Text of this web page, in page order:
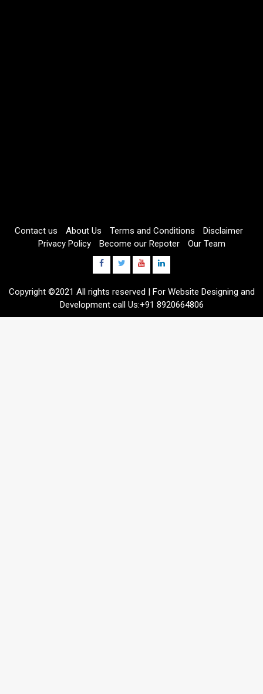
Contact us About Us Terms and Conditions
Disclaimer
Privacy Policy
Become our Repoter
Our Team
Facebook
TwitterYoutubeLinkdin
Copyright ©2021 All rights reserved | For Website Designing and
Development call Us:+91 8920664806